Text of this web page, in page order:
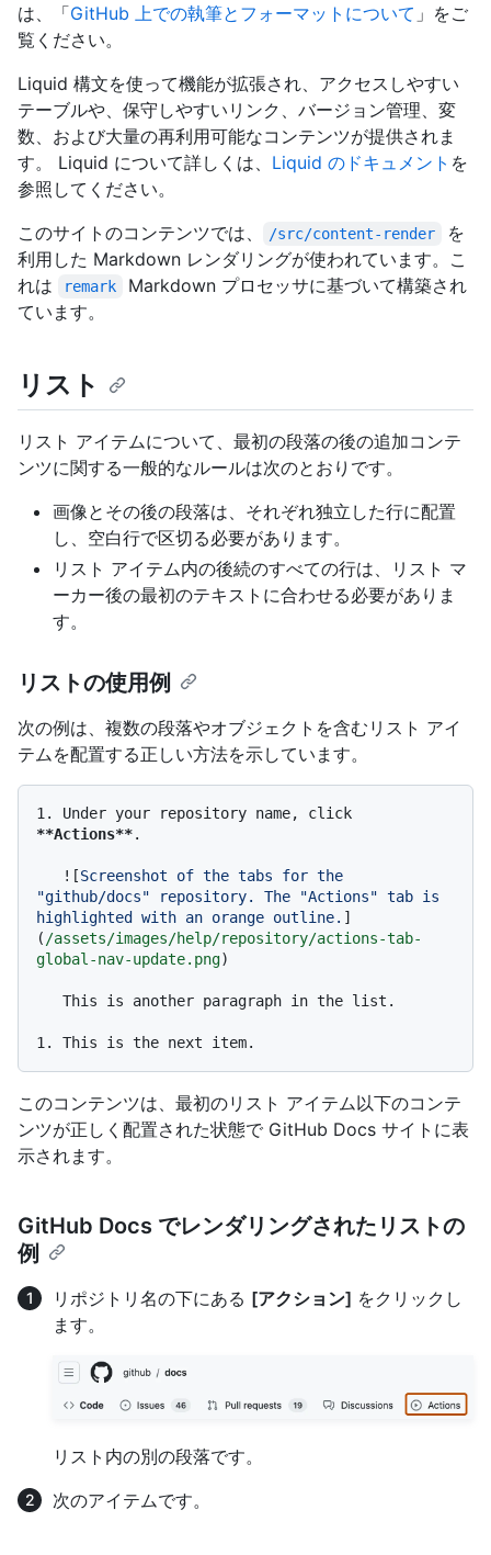
は、「GitHub 上での執筆とフォーマットについて 」をご
覧ください。
Liquid 構文を使って機能が拡張され、アクセスしやすい
テーブルや、保守しやすいリンク、バージョン管理、変
数、および大量の再利用可能なコンテンツが提供されま
す。 Liquid について詳しくは、 Liquid のドキュメント を
参照してください。
このサイトのコンテンツでは、
/src/content-render
を
利用した Markdown レンダリングが使われています。こ
れは
remark
Markdown プロセッサに基づいて構築され
ています。
リスト
リスト アイテムについて、最初の段落の後の追加コンテ
ンツに関する一般的なルールは次のとおりです。
画像とその後の段落は、それぞれ独立した行に配置
し、空白行で区切る必要があります。
リスト アイテム内の後続のすべての行は、リスト マ
ーカー後の最初のテキストに合わせる必要がありま
す。
リストの使用例
次の例は、複数の段落やオブジェクトを含むリスト アイ
テムを配置する正しい方法を示しています。
1.
**Actions**.
   ![
Screenshot of the tabs for the
"github/docs" repository. The "Actions" tab is
highlighted with an orange outline. ]
(/assets/images/help/repository/actions-tab-
global-nav-update.png)
1.
このコンテンツは、最初のリスト アイテム以下のコンテ
ンツが正しく配置された状態で GitHub Docs サイトに表
示されます。
GitHub Docs でレンダリングされたリストの
例
リポジトリ名の下にある [アクション] をクリックし
ます。
リスト内の別の段落です。
次のアイテムです。